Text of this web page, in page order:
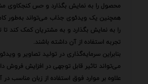
محصول را به نمایش بگذارد و حس کنجکاوی
همچنین یک ویدئوی جذاب می‌تواند به‌طور
را به نمایش بگذارد و به مشتریان کمک کند تا
تجربه استفاده از آن داشته باشند.
بنابراین سرمایه‌گذاری در تولید تصاویر و
می‌تواند تاثیر قابل توجهی در افزایش فروش
علاوه بر موارد فوق استفاده از زبان مناسب